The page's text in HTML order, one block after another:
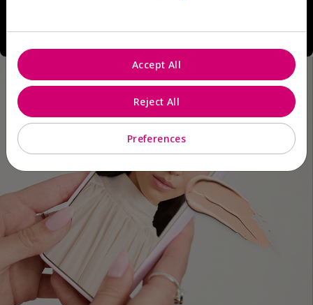
Preferences
Reject All
Accept All